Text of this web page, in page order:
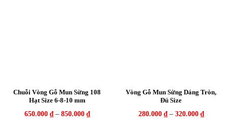
Chuỗi Vòng Gỗ Mun Sừng 108
Hạt Size 6-8-10 mm
650.000 ₫– 850.000 ₫
Vòng Gỗ Mun Sừng Dáng Tròn,
Đủ Size
280.000 ₫– 320.000 ₫